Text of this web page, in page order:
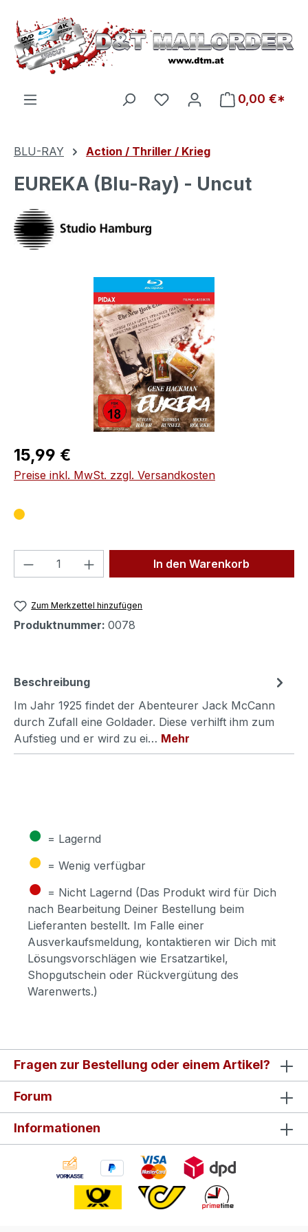
Zum Hauptinhalt springen
Du hast 0 Produkte auf
0,00 €*
BLU-RAY Action / Thriller / Krieg
EUREKA (Blu-Ray) - Uncut
Bildergalerie überspringen
Regulärer Preis:
15,99 €
Preise inkl. MwSt. zzgl. Versandkosten
Produkt Anzahl: Gib denIn den Warenkorb
Zum Merkzettel hinzufügen
Produktnummer: 0078
Beschreibung
Im Jahr 1925 findet der Abenteurer Jack McCann
durch Zufall eine Goldader. Diese verhilft ihm zum
Aufstieg und er wird zu ei… Mehr
● = Lagernd
● = Wenig verfügbar
● = Nicht Lagernd (Das Produkt wird für Dich
nach Bearbeitung Deiner Bestellung beim
Lieferanten bestellt. Im Falle einer
Ausverkaufsmeldung, kontaktieren wir Dich mit
Lösungsvorschlägen wie Ersatzartikel,
Shopgutschein oder Rückvergütung des
Warenwerts.)
Fragen zur Bestellung oder einem Artikel?
Forum
Informationen